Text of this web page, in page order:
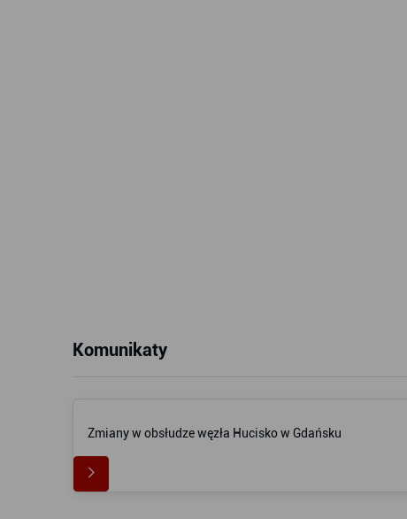
Komunikaty
Zmiany w obsłudze węzła Hucisko w Gdańsku